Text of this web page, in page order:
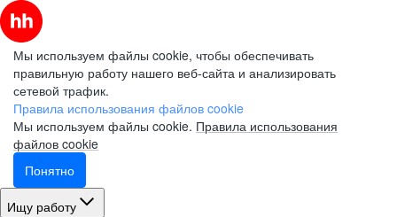
Мы используем файлы cookie, чтобы обеспечивать
правильную работу нашего веб-сайта и анализировать
сетевой трафик.
Правила использования файлов cookie
Мы используем файлы cookie. Правила использования
файлов cookie
Понятно
Ищу работу